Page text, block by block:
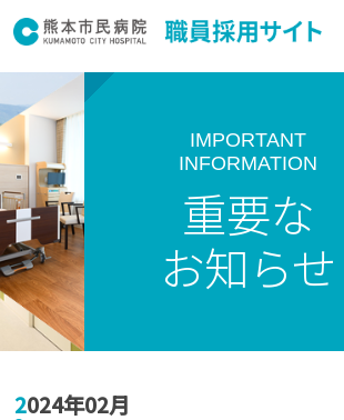
IMPORTANT
INFORMATION
重要な
お知らせ
2024年02月